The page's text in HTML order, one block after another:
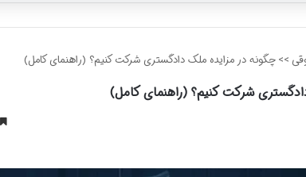
>> چگونه در مزایده ملک دادگستری شرکت کنیم؟ (راهنمای کامل)
شرکت کنیم؟ (راهنمای کامل)